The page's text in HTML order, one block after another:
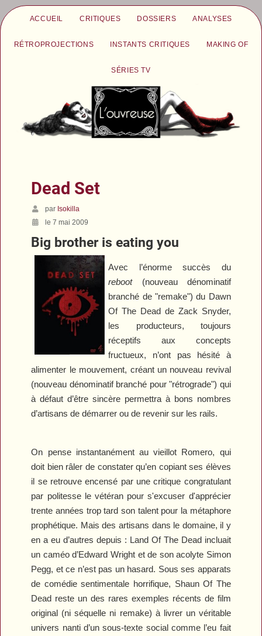
ACCUEIL CRITIQUES DOSSIERS ANALYSES
RÉTROPROJECTIONS INSTANTS CRITIQUES MAKING OF
SÉRIES TV
Dead Set
par Isokilla
le 7 mai 2009
Big brother is eating you
Avec l’énorme succès du
reboot(nouveau dénominatif
branché de "remake") du Dawn
Of The Dead de Zack Snyder,
les producteurs, toujours
réceptifs aux concepts
fructueux, n’ont pas hésité à
alimenter le mouvement, créant un nouveau revival
(nouveau dénominatif branché pour "rétrograde") qui
à défaut d’être sincère permettra à bons nombres
d’artisans de démarrer ou de revenir sur les rails.
On pense instantanément au vieillot Romero, qui
doit bien râler de constater qu’en copiant ses élèves
il se retrouve encensé par une critique congratulant
par politesse le vétéran pour s'excuser d'apprécier
trente années trop tard son talent pour la métaphore
prophétique. Mais des artisans dans le domaine, il y
en a eu d’autres depuis : Land Of The Deadincluait
un caméo d’Edward Wright et de son acolyte Simon
Pegg, et ce n’est pas un hasard. Sous ses apparats
de comédie sentimentale horrifique, Shaun Of The
Dead reste un des rares exemples récents de film
original (ni séquelle ni remake) à livrer un véritable
univers nanti d’un sous-texte social comme l’eu fait